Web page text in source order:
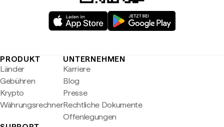
PRODUKT
Länder
Gebühren
Krypto
Währungsrechner
UNTERNEHMEN
Karriere
Blog
Presse
Rechtliche Dokumente
Offenlegungen